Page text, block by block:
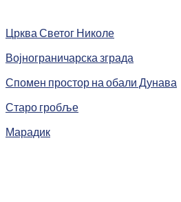
Црква Светог Николе
Војнограничарска зграда
Спомен простор на обали Дунава
Старо гробље
Марадик